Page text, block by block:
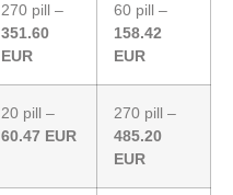
270 pill –
351.60
EUR
60 pill –
158.42
EUR
20 pill –
60.47 EUR
270 pill –
485.20
EUR